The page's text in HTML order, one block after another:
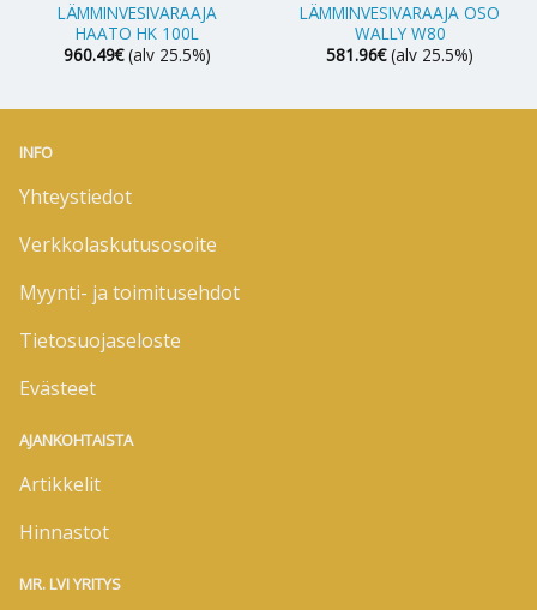
LÄMMINVESIVARAAJA
HAATO HK 100L
960.49€ (alv 25.5%)
LÄMMINVESIVARAAJA OSO
WALLY W80
581.96€ (alv 25.5%)
INFO
Yhteystiedot
Verkkolaskutusosoite
Myynti- ja toimitusehdot
Tietosuojaseloste
Evästeet
AJANKOHTAISTA
Artikkelit
Hinnastot
MR. LVI YRITYS